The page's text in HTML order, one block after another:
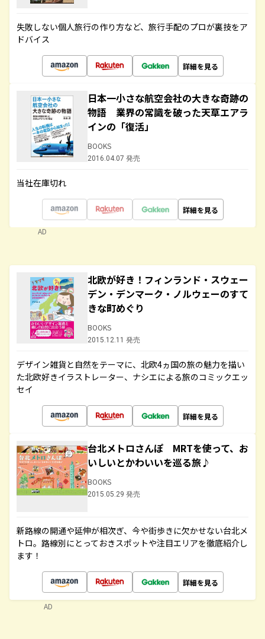
失敗しない個人旅行の作り方など、旅行手配のプロが裏技をア
ドバイス
詳細を見る
日本一小さな航空会社の大きな奇跡の
物語 業界の常識を破った天草エアラ
インの「復活」
BOOKS
2016.04.07 発売
当社在庫切れ
詳細を見る
AD
北欧が好き！フィンランド・スウェー
デン・デンマーク・ノルウェーのすて
きな町めぐり
BOOKS
2015.12.11 発売
デザイン雑貨と自然をテーマに、北欧4ヵ国の旅の魅力を描い
た北欧好きイラストレーター、ナシエによる旅のコミックエッ
セイ
詳細を見る
台北メトロさんぽ MRTを使って、お
いしいとかわいいを巡る旅♪
BOOKS
2015.05.29 発売
新路線の開通や延伸が相次ぎ、今や街歩きに欠かせない台北メ
トロ。路線別にとっておきスポットや注目エリアを徹底紹介し
ます！
詳細を見る
AD